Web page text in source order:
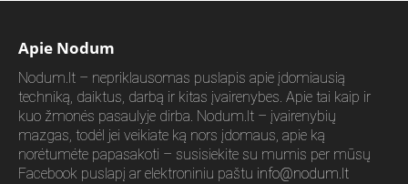
Apie Nodum
Nodum.lt – nepriklausomas puslapis apie įdomiausią
techniką, daiktus, darbą ir kitas įvairenybes. Apie tai kaip ir
kuo žmonės pasaulyje dirba. Nodum.lt – įvairenybių
mazgas, todėl jei veikiate ką nors įdomaus, apie ką
norėtumėte papasakoti – susisiekite su mumis per mūsų
Facebook puslapį ar elektroniniu paštu info@nodum.lt